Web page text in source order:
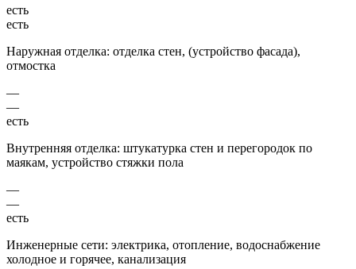
есть
есть
Наружная отделка: отделка стен, (устройство фасада),
отмостка
—
—
есть
Внутренняя отделка: штукатурка стен и перегородок по
маякам, устройство стяжки пола
—
—
есть
Инженерные сети: электрика, отопление, водоснабжение
холодное и горячее, канализация